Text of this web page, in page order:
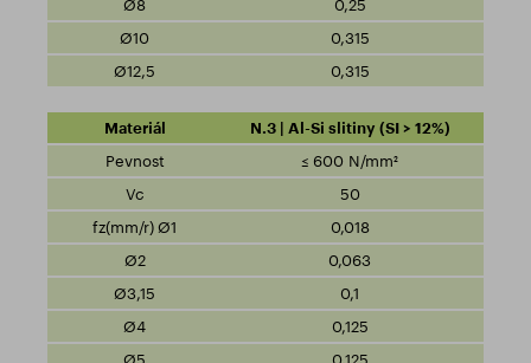
0,25
0,315
0,315
N.3 | Al-Si slitiny (SI > 12%)
≤ 600 N/mm²
50
0,018
0,063
0,1
0,125